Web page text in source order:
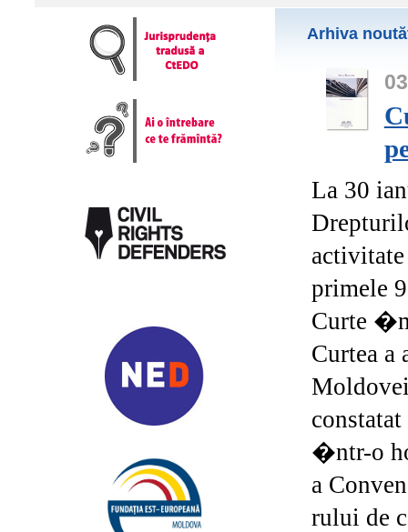
Arhiva
La 30
primele
Curte
Curtea
�ntr-o
a
rului de